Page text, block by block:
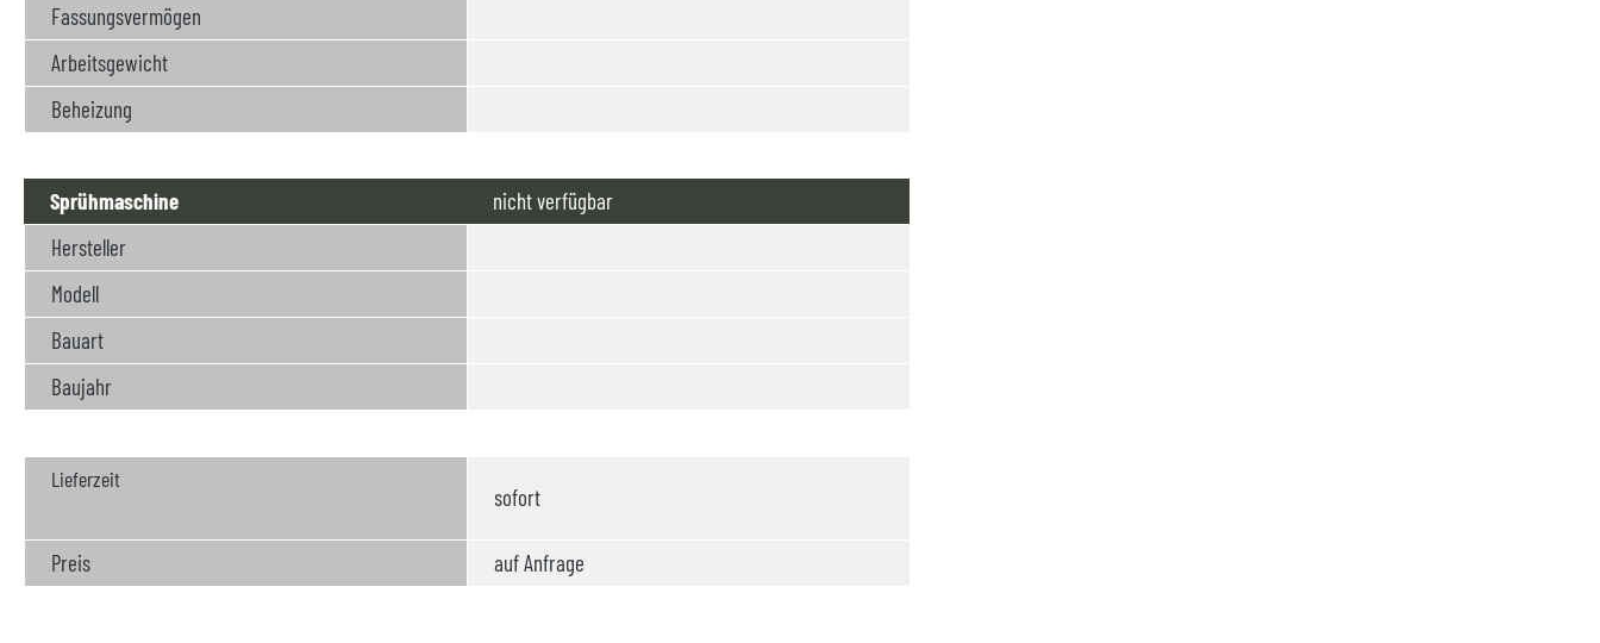
Fassungsvermögen
Arbeitsgewicht
Beheizung
Sprühmaschine
nicht verfügbar
Hersteller
Modell
Bauart
Baujahr
Lieferzeit
sofort
Preis auf Anfrage